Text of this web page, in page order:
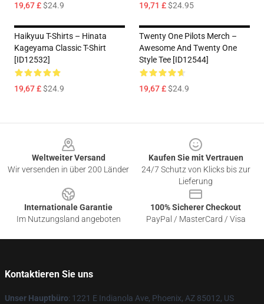
19,67 £$24.9 19,71 £$24.95
Haikyuu T-Shirts – Hinata
Kageyama Classic T-Shirt
[ID12532]
19,67 £$24.9
Twenty One Pilots Merch –
Awesome And Twenty One
Style Tee [ID12544]
19,67 £$24.9
Weltweiter Versand
Wir versenden in über 200 Länder
Kaufen Sie mit Vertrauen
24/7 Schutz von Klicks bis zur
Lieferung
Internationale Garantie
Im Nutzungsland angeboten
100% Sicherer Checkout
PayPal / MasterCard / Visa
Kontaktieren Sie uns
Unser Hauptbüro: 1221 E Indianola Ave, Phoenix, AZ 85012, US